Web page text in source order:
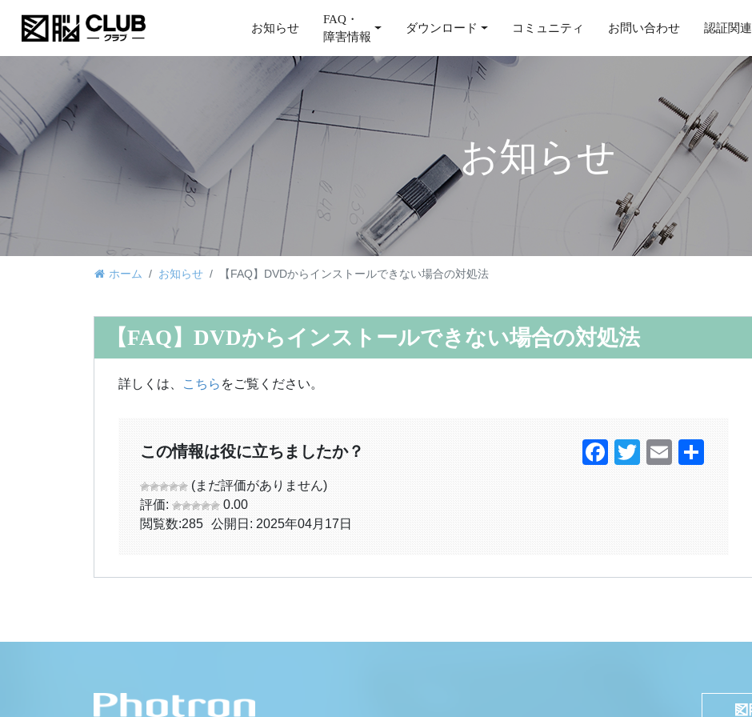
お知らせ
FAQ・
障害情報
ダウンロード コミュニティ お問い合わせ 認証関連
お知らせ
ホーム お知らせ 【FAQ】DVDからインストールできない場合の対処法
【FAQ】DVDからインストールできない場合の対処法
詳しくは、 こちら をご覧ください。
この情報は役に立ちましたか？
(まだ評価がありません)
評価:
0.00
閲覧数:285 公開日: 2025年04月17日
Facebook
TwitterEmail